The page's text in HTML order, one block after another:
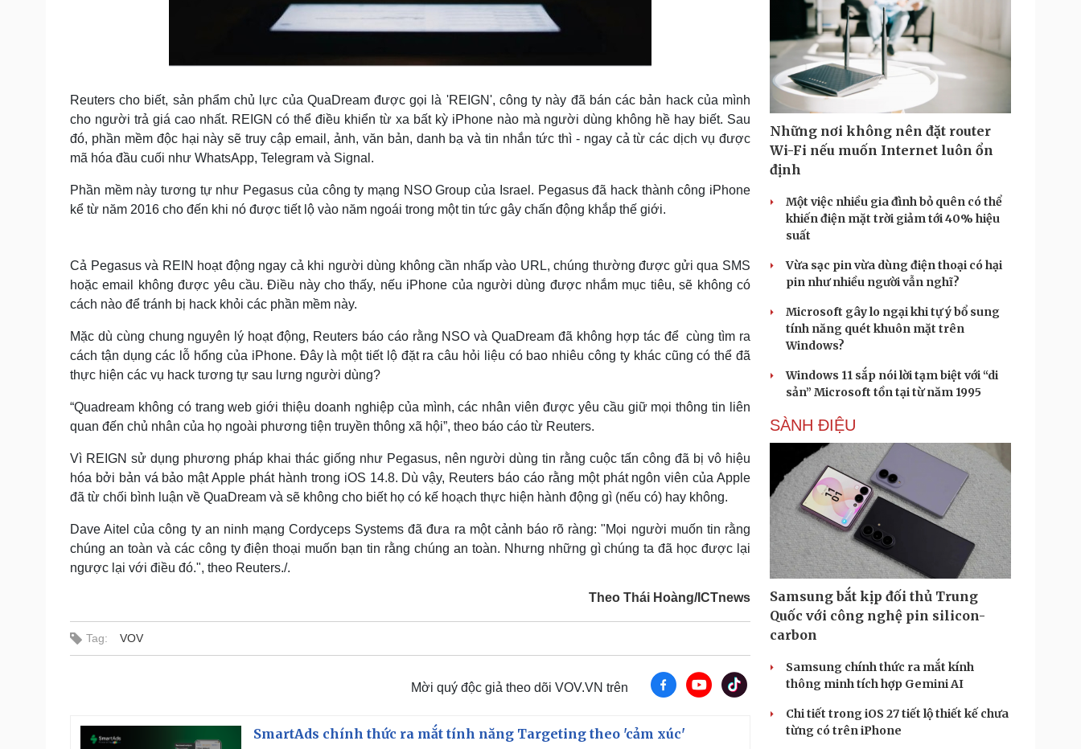
Reuters cho biết, sản phẩm chủ lực của QuaDream được gọi là 'REIGN', công ty này đã bán các bản hack của mình
cho người trả giá cao nhất. REIGN có thể điều khiển từ xa bất kỳ iPhone nào mà người dùng không hề hay biết. Sau
đó, phần mềm độc hại này sẽ truy cập email, ảnh, văn bản, danh bạ và tin nhắn tức thì - ngay cả từ các dịch vụ được
mã hóa đầu cuối như WhatsApp, Telegram và Signal.
Phần mềm này tương tự như Pegasus của công ty mạng NSO Group của Israel. Pegasus đã hack thành công iPhone
kể từ năm 2016 cho đến khi nó được tiết lộ vào năm ngoái trong một tin tức gây chấn động khắp thế giới.
Cả Pegasus và REIN hoạt động ngay cả khi người dùng không cần nhấp vào URL, chúng thường được gửi qua SMS
hoặc email không được yêu cầu. Điều này cho thấy, nếu iPhone của người dùng được nhắm mục tiêu, sẽ không có
cách nào để tránh bị hack khỏi các phần mềm này.
Mặc dù cùng chung nguyên lý hoạt động, Reuters báo cáo rằng NSO và QuaDream đã không hợp tác để cùng tìm ra
cách tận dụng các lỗ hổng của iPhone. Đây là một tiết lộ đặt ra câu hỏi liệu có bao nhiêu công ty khác cũng có thể đã
thực hiện các vụ hack tương tự sau lưng người dùng?
“Quadream không có trang web giới thiệu doanh nghiệp của mình, các nhân viên được yêu cầu giữ mọi thông tin liên
quan đến chủ nhân của họ ngoài phương tiện truyền thông xã hội”, theo báo cáo từ Reuters.
Vì REIGN sử dụng phương pháp khai thác giống như Pegasus, nên người dùng tin rằng cuộc tấn công đã bị vô hiệu
hóa bởi bản vá bảo mật Apple phát hành trong iOS 14.8. Dù vậy, Reuters báo cáo rằng một phát ngôn viên của Apple
đã từ chối bình luận về QuaDream và sẽ không cho biết họ có kế hoạch thực hiện hành động gì (nếu có) hay không.
Dave Aitel của công ty an ninh mạng Cordyceps Systems đã đưa ra một cảnh báo rõ ràng: "Mọi người muốn tin rằng
chúng an toàn và các công ty điện thoại muốn bạn tin rằng chúng an toàn. Nhưng những gì chúng ta đã học được lại
ngược lại với điều đó.", theo Reuters./.
Theo Thái Hoàng/ICTnews
Tag: VOV
Mời quý độc giả theo dõi VOV.VN trên
SmartAds chính thức ra mắt tính năng Targeting theo 'cảm xúc'
Những nơi không nên đặt router
Wi-Fi nếu muốn Internet luôn ổn
định
Một việc nhiều gia đình bỏ quên có thể
khiến điện mặt trời giảm tới 40% hiệu
suất
Vừa sạc pin vừa dùng điện thoại có hại
pin như nhiều người vẫn nghĩ?
Microsoft gây lo ngại khi tự ý bổ sung
tính năng quét khuôn mặt trên
Windows?
Windows 11 sắp nói lời tạm biệt với “di
sản” Microsoft tồn tại từ năm 1995
SÀNH ĐIỆU
Samsung bắt kịp đối thủ Trung
Quốc với công nghệ pin silicon-
carbon
Samsung chính thức ra mắt kính
thông minh tích hợp Gemini AI
Chi tiết trong iOS 27 tiết lộ thiết kế chưa
từng có trên iPhone